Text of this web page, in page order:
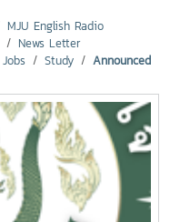
MJU English Radio
News Letter
Jobs Study
Announced